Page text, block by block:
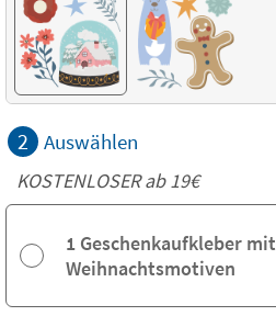
2 Auswählen
KOSTENLOSER ab 19€
1 Geschenkaufkleber mit
Weihnachtsmotiven